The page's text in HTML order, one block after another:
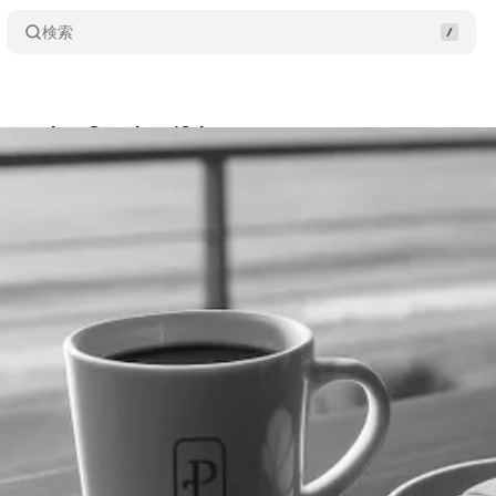
検索
October 19th
•2025/10/19 Share